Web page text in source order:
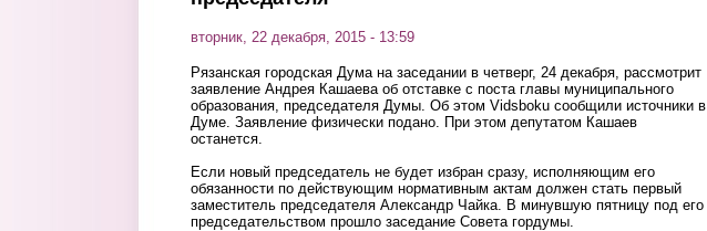
вторник, 22 декабря, 2015 - 13:59
Рязанская городская Дума на заседании в четверг, 24 декабря, рассмотрит
заявление Андрея Кашаева об отставке с поста главы муниципального
образования, председателя Думы. Об этом Vidsboku сообщили источники в
Думе. Заявление физически подано. При этом депутатом Кашаев
останется.
Если новый председатель не будет избран сразу, исполняющим его
обязанности по действующим нормативным актам должен стать первый
заместитель председателя Александр Чайка. В минувшую пятницу под его
председательством прошло заседание Совета гордумы.